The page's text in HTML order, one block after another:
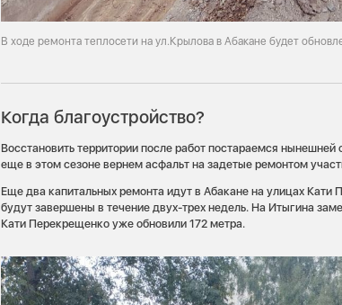
В ходе ремонта теплосети на ул.Крылова в Абакане будет
Когда благоустройство?
Восстановить территории после работ постараемся нынешней
еще в этом сезоне вернем асфальт на задетые ремонтом
Еще два капитальных ремонта идут в Абакане на улицах
будут завершены в течение двух-трех недель. На Итыгина
Кати Перекрещенко уже обновили 172 метра.